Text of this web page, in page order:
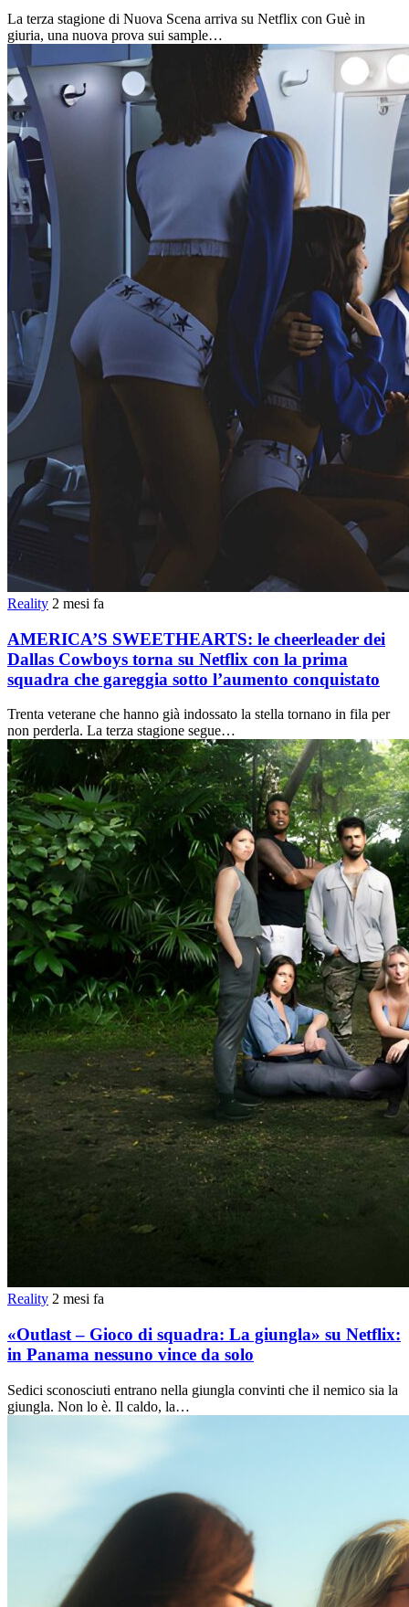
La terza stagione di Nuova Scena arriva su Netflix con Guè in
giuria, una nuova prova sui sample…
Reality 2 mesi fa
AMERICA’S SWEETHEARTS: le cheerleader dei
Dallas Cowboys torna su Netflix con la prima
squadra che gareggia sotto l’aumento conquistato
Trenta veterane che hanno già indossato la stella tornano in fila per
non perderla. La terza stagione segue…
Reality 2 mesi fa
«Outlast – Gioco di squadra: La giungla» su Netflix:
in Panama nessuno vince da solo
Sedici sconosciuti entrano nella giungla convinti che il nemico sia la
giungla. Non lo è. Il caldo, la…